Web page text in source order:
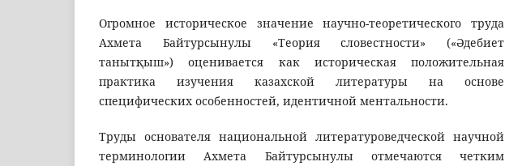
Огромное историческое значение научно-теоретического труда
Ахмета Байтурсынулы «Теория словестности» («Әдебиет
танытқыш») оценивается как историческая положительная
практика изучения казахской литературы на основе
специфических особенностей, идентичной ментальности.
Труды основателя национальной литературоведческой научной
терминологии Ахмета Байтурсынулы отмечаются четким